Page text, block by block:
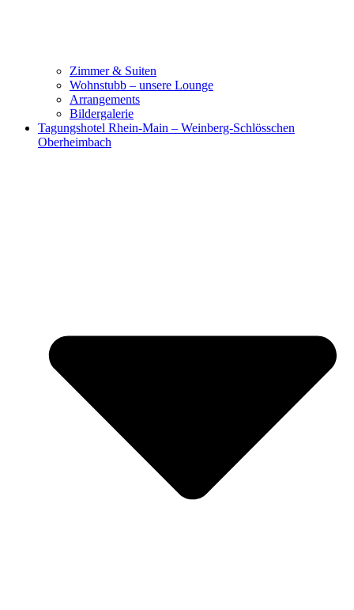
Zimmer & Suiten
Wohnstubb – unsere Lounge
Arrangements
Bildergalerie
Tagungshotel Rhein-Main – Weinberg-Schlösschen
Oberheimbach